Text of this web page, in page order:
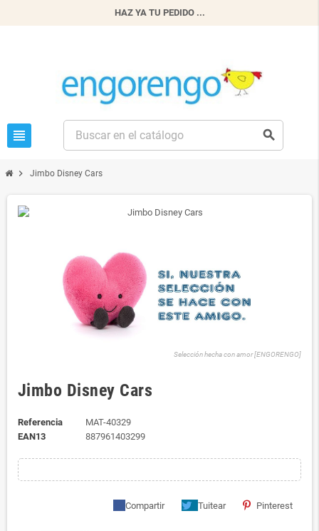
HAZ YA TU PEDIDO ...
view_headline search
chevron_right Jimbo Disney Cars
Selección hecha con amor [ENGORENGO]
Jimbo Disney Cars
Referencia
MAT-40329
EAN13
887961403299
Compartir Tuitear Pinterest